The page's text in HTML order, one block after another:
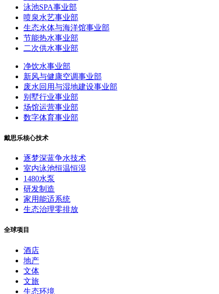
泳池SPA事业部
喷泉水艺事业部
生态水体与海洋馆事业部
节能热水事业部
二次供水事业部
净饮水事业部
新风与健康空调事业部
废水回用与湿地建设事业部
别墅行业事业部
场馆运营事业部
数字体育事业部
戴思乐核心技术
逐梦深蓝争水技术
室内泳池恒温恒湿
1480水泵
研发制造
家用能适系统
生态治理零排放
全球项目
酒店
地产
文体
文旅
生态环境